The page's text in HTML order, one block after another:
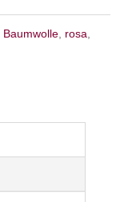
Baumwolle rosa